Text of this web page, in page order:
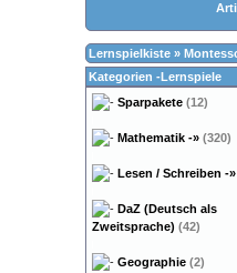
Lernspielkiste »
Kategorien -Lernspiele
Sparpakete (12)
Mathematik -» (320)
Lesen / Schreiben -»
DaZ (Deutsch als
Zweitsprache) (42)
Geographie (2)